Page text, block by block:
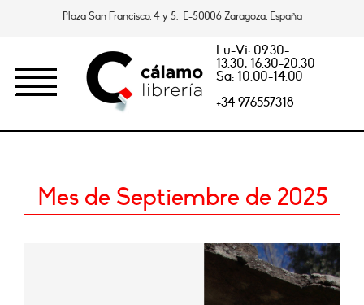
Plaza San Francisco, 4 y 5. E-50006 Zaragoza, España
Lu-Vi: 09.30-
13.30, 16.30-20.30
Sa: 10.00-14.00
+34 976557318
Mes de Septiembre de 2025